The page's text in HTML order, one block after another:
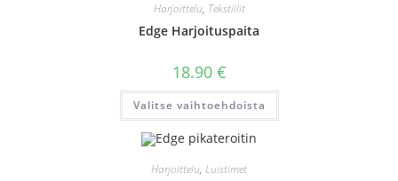
Harjoittelu, Tekstiilit
Edge Harjoituspaita
18.90 €
Valitse vaihtoehdoista
Tällä
on
Harjoittelu, Luistimet